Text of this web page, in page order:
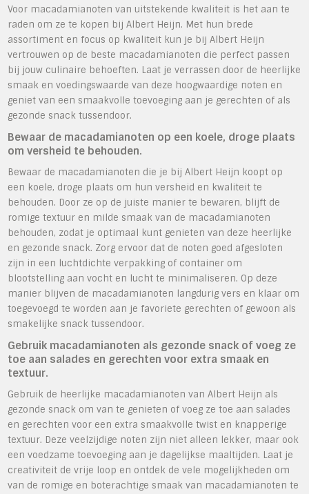
Voor macadamianoten van uitstekende kwaliteit is het aan te
raden om ze te kopen bij Albert Heijn. Met hun brede
assortiment en focus op kwaliteit kun je bij Albert Heijn
vertrouwen op de beste macadamianoten die perfect passen
bij jouw culinaire behoeften. Laat je verrassen door de heerlijke
smaak en voedingswaarde van deze hoogwaardige noten en
geniet van een smaakvolle toevoeging aan je gerechten of als
gezonde snack tussendoor.
Bewaar de macadamianoten op een koele, droge plaats
om versheid te behouden.
Bewaar de macadamianoten die je bij Albert Heijn koopt op
een koele, droge plaats om hun versheid en kwaliteit te
behouden. Door ze op de juiste manier te bewaren, blijft de
romige textuur en milde smaak van de macadamianoten
behouden, zodat je optimaal kunt genieten van deze heerlijke
en gezonde snack. Zorg ervoor dat de noten goed afgesloten
zijn in een luchtdichte verpakking of container om
blootstelling aan vocht en lucht te minimaliseren. Op deze
manier blijven de macadamianoten langdurig vers en klaar om
toegevoegd te worden aan je favoriete gerechten of gewoon als
smakelijke snack tussendoor.
Gebruik macadamianoten als gezonde snack of voeg ze
toe aan salades en gerechten voor extra smaak en
textuur.
Gebruik de heerlijke macadamianoten van Albert Heijn als
gezonde snack om van te genieten of voeg ze toe aan salades
en gerechten voor een extra smaakvolle twist en knapperige
textuur. Deze veelzijdige noten zijn niet alleen lekker, maar ook
een voedzame toevoeging aan je dagelijkse maaltijden. Laat je
creativiteit de vrije loop en ontdek de vele mogelijkheden om
van de romige en boterachtige smaak van macadamianoten te